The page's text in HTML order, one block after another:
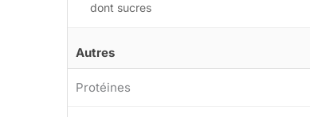
dont sucres
Autres
Protéines